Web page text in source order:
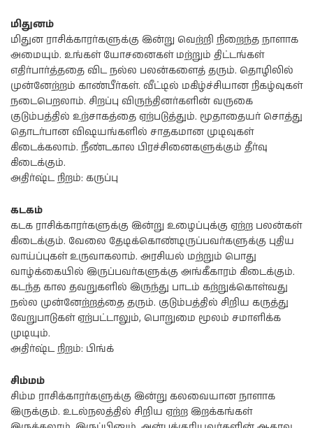
மிதுனம்
மிதுன ராசிக்காரர்களுக்கு இன்று வெற்றி நிறைந்த நாளாக
அமையும். உங்கள் யோசனைகள் மற்றும் திட்டங்கள்
எதிர்பார்த்ததை விட நல்ல பலன்களைத் தரும். தொழிலில்
முன்னேற்றம் காண்பீர்கள். வீட்டில் மகிழ்ச்சியான நிகழ்வுகள்
நடைபெறலாம். சிறப்பு விருந்தினர்களின் வருகை
குடும்பத்தில் உற்சாகத்தை ஏற்படுத்தும். மூதாதையர் சொத்து
தொடர்பான விஷயங்களில் சாதகமான முடிவுகள்
கிடைக்கலாம். நீண்டகால பிரச்சினைகளுக்கும் தீர்வு
கிடைக்கும்.
அதிர்ஷ்ட நிறம்: கருப்பு
கடகம்
கடக ராசிக்காரர்களுக்கு இன்று உழைப்புக்கு ஏற்ற பலன்கள்
கிடைக்கும். வேலை தேடிக்கொண்டிருப்பவர்களுக்கு புதிய
வாய்ப்புகள் உருவாகலாம். அரசியல் மற்றும் பொது
வாழ்க்கையில் இருப்பவர்களுக்கு அங்கீகாரம் கிடைக்கும்.
கடந்த கால தவறுகளில் இருந்து பாடம் கற்றுக்கொள்வது
நல்ல முன்னேற்றத்தை தரும். குடும்பத்தில் சிறிய கருத்து
வேறுபாடுகள் ஏற்பட்டாலும், பொறுமை மூலம் சமாளிக்க
முடியும்.
அதிர்ஷ்ட நிறம்: பிங்க்
சிம்மம்
சிம்ம ராசிக்காரர்களுக்கு இன்று கலவையான நாளாக
இருக்கும். உடல்நலத்தில் சிறிய ஏற்ற இறக்கங்கள்